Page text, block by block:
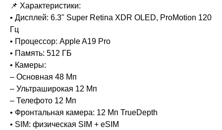
📌 Характеристики:
• Дисплей: 6.3" Super Retina XDR OLED, ProMotion 120
Гц
• Процессор: Apple A19 Pro
• Память: 512 ГБ
• Камеры:
– Основная 48 Мп
– Ультраширокая 12 Мп
– Телефото 12 Мп
• Фронтальная камера: 12 Мп TrueDepth
• SIM: физическая SIM + eSIM